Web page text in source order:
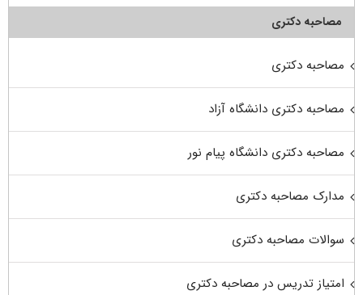
مصاحبه دکتری
مصاحبه دکتری
مصاحبه دکتری دانشگاه آزاد
مصاحبه دکتری دانشگاه پیام نور
مدارک مصاحبه دکتری
سوالات مصاحبه دکتری
امتیاز تدریس در مصاحبه دکتری